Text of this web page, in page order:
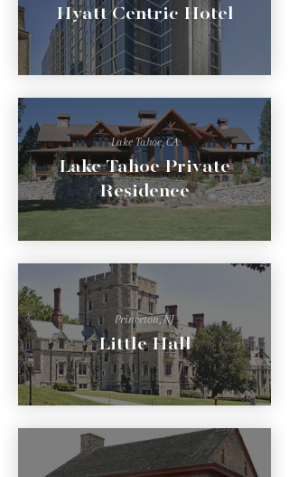
Hyatt Centric Hotel
Lake Tahoe, CA
Lake Tahoe Private
Residence
Princeton, NJ
Little Hall